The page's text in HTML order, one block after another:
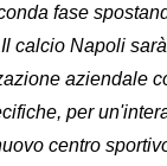
fase
calcio Napoli
aziendale
per
centro